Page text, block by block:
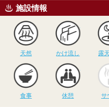
施設情報
天然
かけ流し
かけ流し 露
食事 休憩 サ